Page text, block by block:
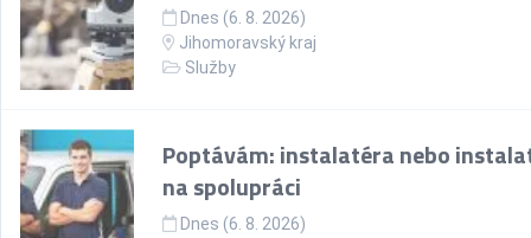
Dnes (6. 8. 2026)
Jihomoravský kraj
Služby
Poptávám: instalatéra nebo
na spolupráci
Dnes (6. 8. 2026)